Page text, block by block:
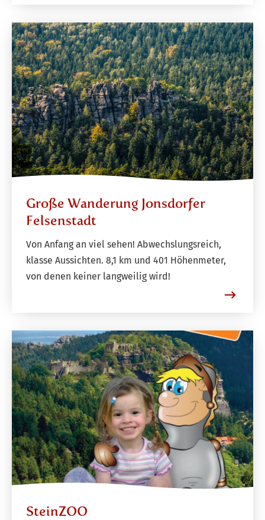
Große Wanderung Jonsdorfer
Felsenstadt
Von Anfang an viel sehen! Abwechslungsreich,
klasse Aussichten. 8,1 km und 401 Höhenmeter,
von denen keiner langweilig wird!
SteinZOO